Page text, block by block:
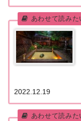
2022.12.19